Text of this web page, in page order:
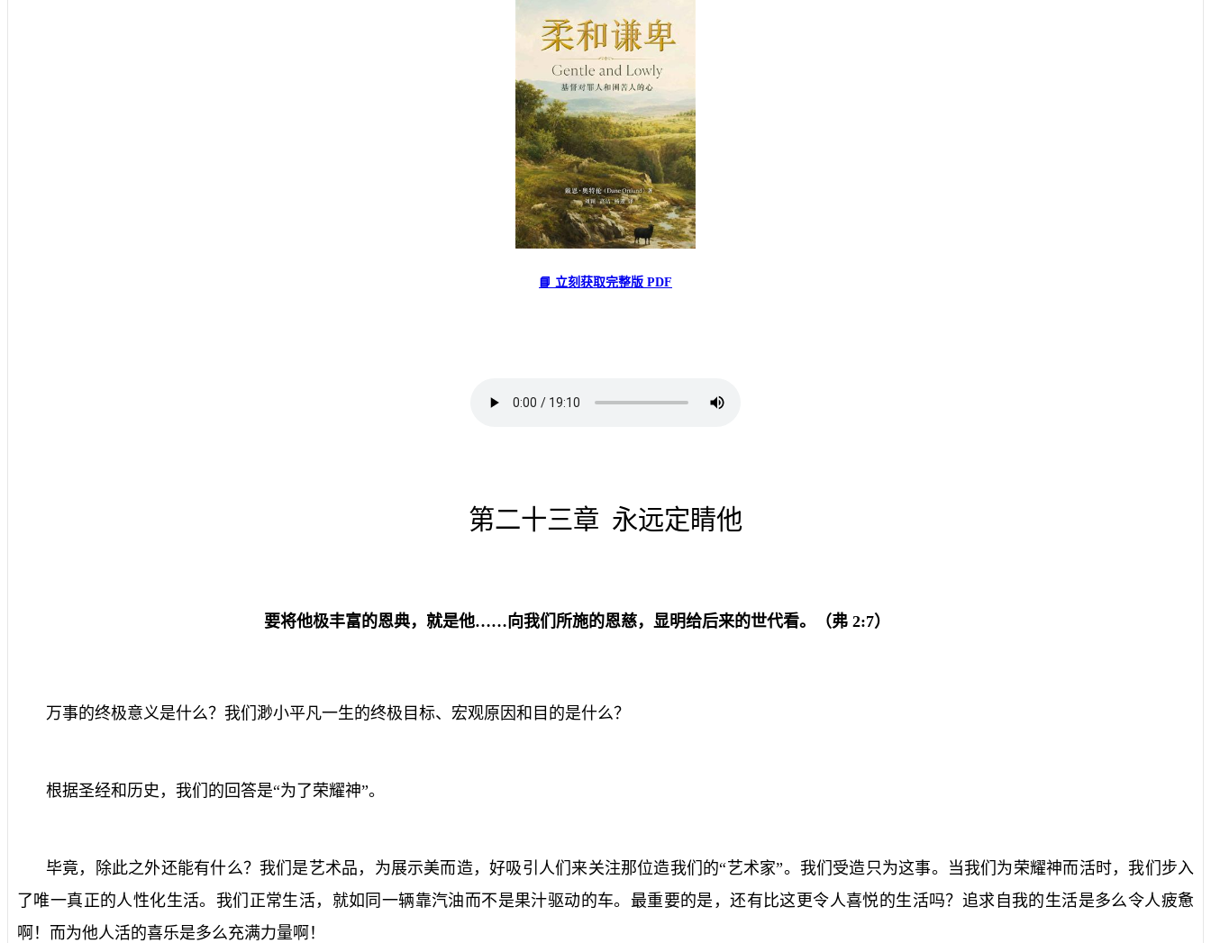
📘 立刻获取完整版 PDF
第二十三章 永远定睛他
要将他极丰富的恩典，就是他……向我们所施的恩慈，显明给后来的世代看。（弗2:7）
万事的终极意义是什么？我们渺小平凡一生的终极目标、宏观原因和目的是什么？
根据圣经和历史，我们的回答是“为了荣耀神”。
毕竟，除此之外还能有什么？我们是艺术品，为展示美而造，好吸引人们来关注那位造我们的“艺术家”。我们受造只为这事。当我们为荣耀神而活时，我们步入
了唯一真正的人性化生活。我们正常生活，就如同一辆靠汽油而不是果汁驱动的车。最重要的是，还有比这更令人喜悦的生活吗？追求自我的生活是多么令人疲惫
啊！而为他人活的喜乐是多么充满力量啊！